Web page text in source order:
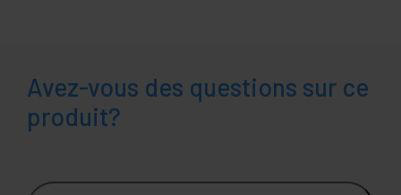
Avez-vous des questions sur ce
produit?